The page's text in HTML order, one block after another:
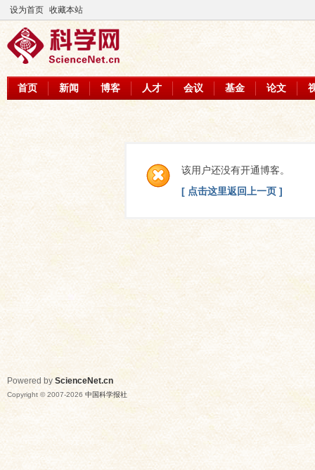
设为首页 收藏本站
首页 新闻 博客 人才 会议 基金 论文
该用户还没有开通博客。
[ 点击这里返回上一页 ]
Powered by ScienceNet.cn
Copyright © 2007-2026 中国科学报社